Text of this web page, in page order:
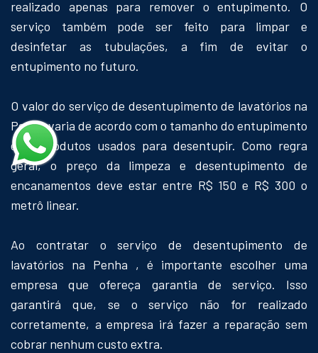
realizado apenas para remover o entupimento. O
serviço também pode ser feito para limpar e
desinfetar as tubulações, a fim de evitar o
entupimento no futuro.
O valor do serviço de desentupimento de lavatórios na
Penha varia de acordo com o tamanho do entupimento
e os produtos usados para desentupir. Como regra
geral, o preço da limpeza e desentupimento de
encanamentos deve estar entre R$ 150 e R$ 300 o
metrô linear.
Ao contratar o serviço de desentupimento de
lavatórios na Penha , é importante escolher uma
empresa que ofereça garantia de serviço. Isso
garantirá que, se o serviço não for realizado
corretamente, a empresa irá fazer a reparação sem
cobrar nenhum custo extra.